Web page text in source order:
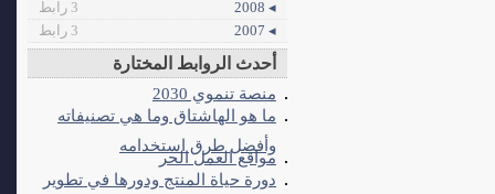
◂ 2008
3 رابط
◂ 2007
3 رابط
أحدث الروابط المختارة
منصة تنموي 2030
ما هو الهاشتاق وما هي تصنيفاته
وأفضل طرق استخدامه
مواقع العمل الحر
دورة حياة المنتج ودورها في تطوير